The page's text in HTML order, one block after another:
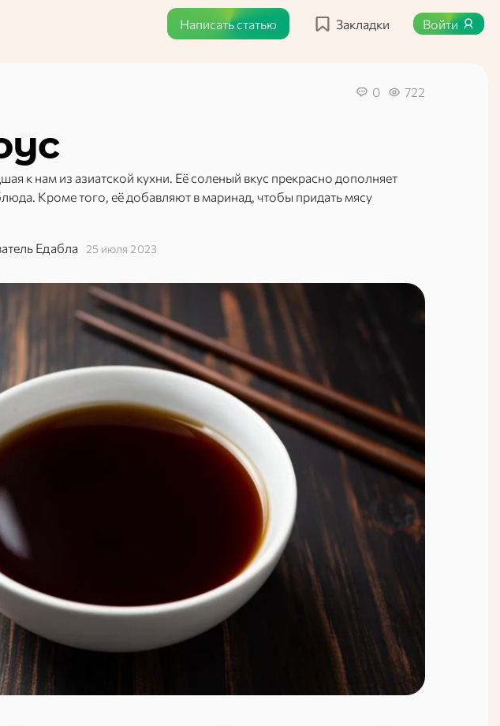
Написать статью Закладки Войти
0 722
к нам из азиатской кухни. Её соленый вкус прекрасно дополняет
Кроме того, её добавляют в маринад, чтобы придать мясу
Едабла 25 июля 2023